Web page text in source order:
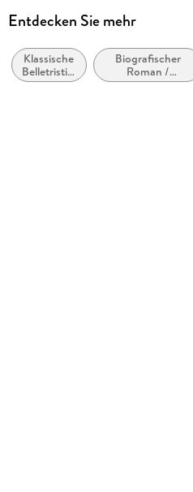
Verlag/Hersteller
Produktart
kartoniert
Entdecken Sie mehr
Klassische
Belletristik:
allgemein
Biografischer
Roman /
Autobiografischer